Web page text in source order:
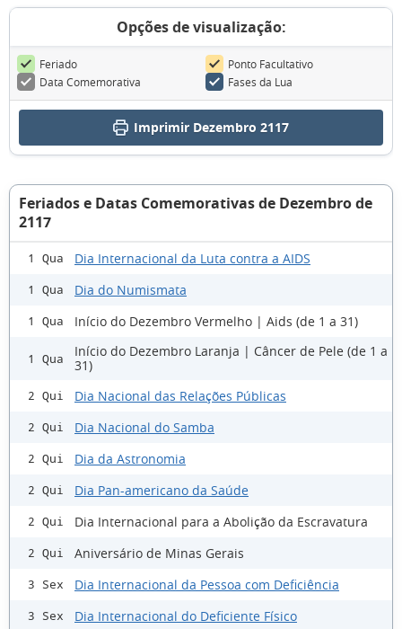
Opções de visualização:
Feriado
Ponto Facultativo
Data Comemorativa
Fases da Lua
Imprimir Dezembro 2117
Feriados e Datas Comemorativas de Dezembro de
2117
1 Qua Dia Internacional da Luta contra a AIDS
1 Qua Dia do Numismata
1 Qua Início do Dezembro Vermelho | Aids (de 1 a 31)
1 Qua
Início do Dezembro Laranja | Câncer de Pele (de 1 a
31)
2 Qui Dia Nacional das Relações Públicas
2 Qui Dia Nacional do Samba
2 Qui Dia da Astronomia
2 Qui Dia Pan-americano da Saúde
2 Qui Dia Internacional para a Abolição da Escravatura
2 Qui Aniversário de Minas Gerais
3 Sex Dia Internacional da Pessoa com Deficiência
3 Sex Dia Internacional do Deficiente Físico